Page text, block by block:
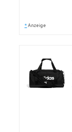
* Anzeige